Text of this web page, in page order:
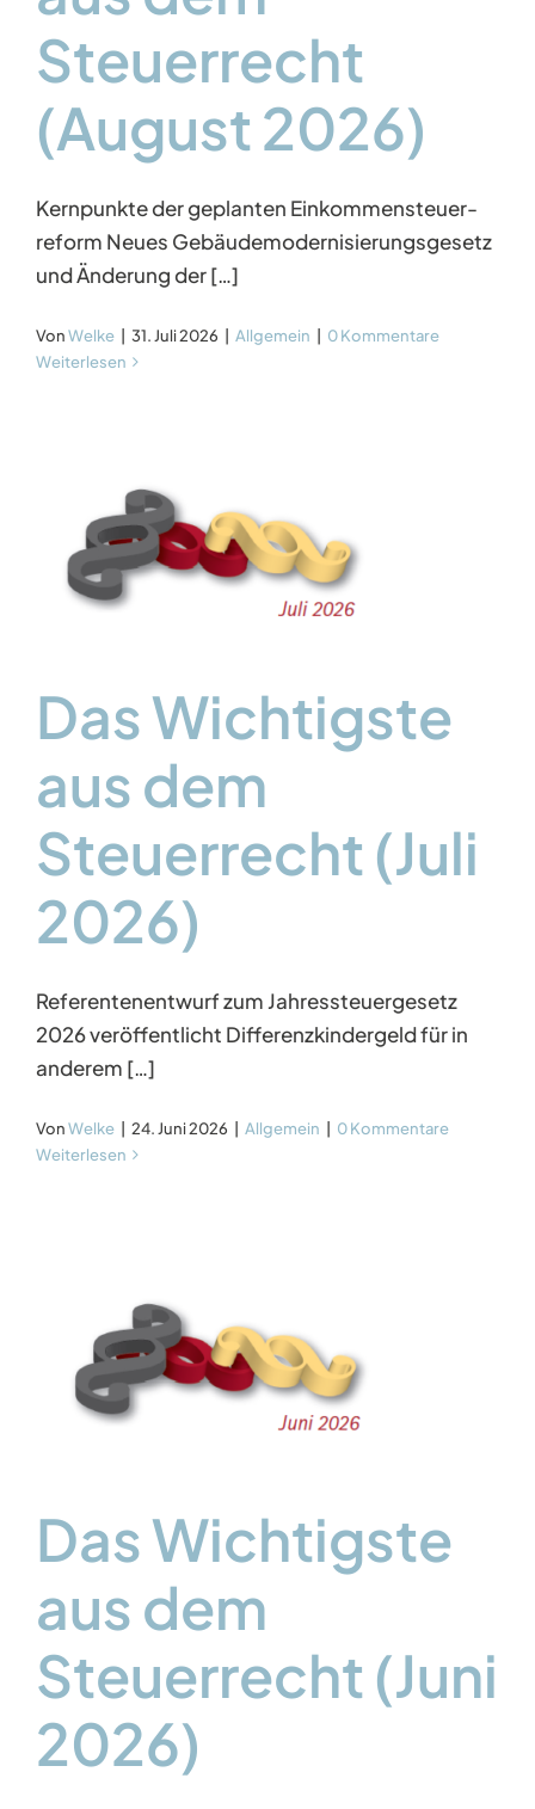
Aktuelles
Kontakt
Steuerrecht
(August 2026)
Kernpunkte der geplanten Einkommensteuer-
reform Neues Gebäudemodernisierungsgesetz
und Änderung der […]
VonWelke 31. Juli 2026 Allgemein
0 Kommentare
Weiterlesen
Das Wichtigste
aus dem
Steuerrecht (Juli
2026)
Referentenentwurf zum Jahressteuergesetz
2026 veröffentlicht Differenzkindergeld für in
anderem […]
VonWelke 24. Juni 2026 Allgemein
0 Kommentare
Weiterlesen
Das Wichtigste
aus dem
Steuerrecht (Juni
2026)